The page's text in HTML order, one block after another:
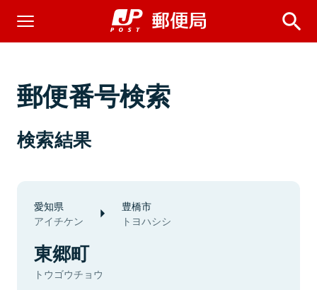
郵便番号検索
検索結果
愛知県
アイチケン
豊橋市
トヨハシシ
東郷町
トウゴウチョウ